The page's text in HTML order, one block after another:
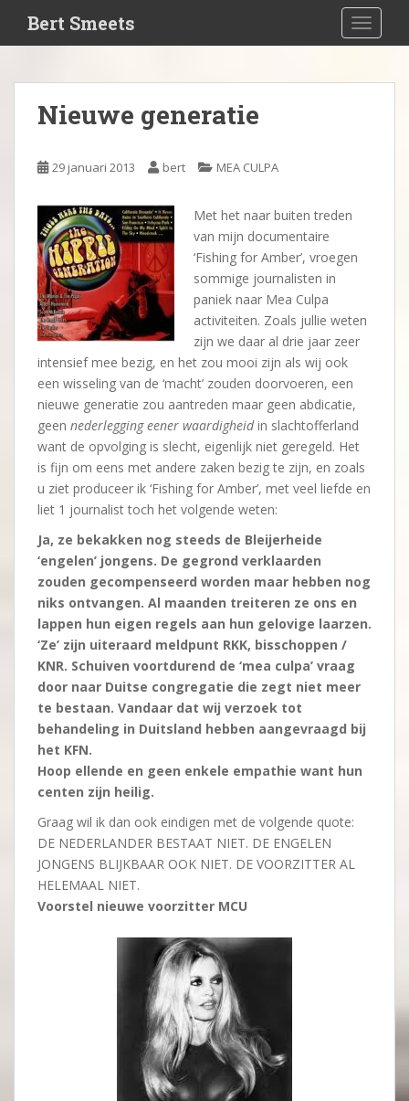
i
Bert Smeets
Nieuwe generatie
29 januari 2013 bert MEA CULPA
Met het naar buiten treden
van mijn documentaire
‘Fishing for Amber’, vroegen
sommige journalisten in
paniek naar Mea Culpa
activiteiten. Zoals jullie weten
zijn we daar al drie jaar zeer
intensief mee bezig, en het zou mooi zijn als wij ook
een wisseling van de ‘macht’ zouden doorvoeren, een
nieuwe generatie zou aantreden maar geen abdicatie,
geen nederlegging eener waardigheidin slachtofferland
want de opvolging is slecht, eigenlijk niet geregeld. Het
is fijn om eens met andere zaken bezig te zijn, en zoals
u ziet produceer ik ‘Fishing for Amber’, met veel liefde en
liet 1 journalist toch het volgende weten:
Ja, ze bekakken nog steeds de Bleijerheide
‘engelen’ jongens. De gegrond verklaarden
zouden gecompenseerd worden maar hebben nog
niks ontvangen. Al maanden treiteren ze ons en
lappen hun eigen regels aan hun gelovige laarzen.
‘Ze’ zijn uiteraard meldpunt RKK, bisschoppen /
KNR. Schuiven voortdurend de ‘mea culpa’ vraag
door naar Duitse congregatie die zegt niet meer
te bestaan. Vandaar dat wij verzoek tot
behandeling in Duitsland hebben aangevraagd bij
het KFN.
Hoop ellende en geen enkele empathie want hun
centen zijn heilig.
Graag wil ik dan ook eindigen met de volgende quote:
DE NEDERLANDER BESTAAT NIET. DE ENGELEN
JONGENS BLIJKBAAR OOK NIET. DE VOORZITTER AL
HELEMAAL NIET.
Voorstel nieuwe voorzitter MCU